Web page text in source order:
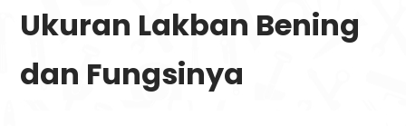
Ukuran Lakban Bening
dan Fungsinya